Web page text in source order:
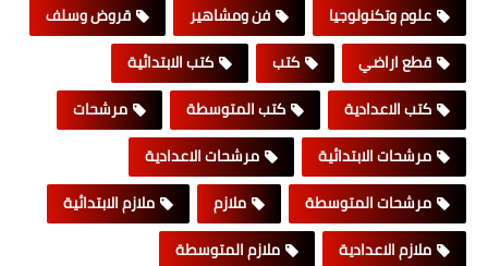
علوم وتكنولوجيا
فن ومشاهير
قروض وسلف
قطع اراضي
كتب
كتب الابتدائية
كتب الاعدادية
كتب المتوسطة
مرشحات
مرشحات الابتدائية
مرشحات الاعدادية
مرشحات المتوسطة
ملازم
ملازم الابتدائية
ملازم الاعدادية
ملازم المتوسطة